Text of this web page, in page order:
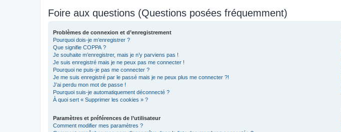
Foire aux questions (Questions posées fréquemment)
Problèmes de connexion et d’enregistrement
Pourquoi dois-je m’enregistrer ?
Que signifie COPPA ?
Je souhaite m’enregistrer, mais je n’y parviens pas !
Je suis enregistré mais je ne peux pas me connecter !
Pourquoi ne puis-je pas me connecter ?
Je me suis enregistré par le passé mais je ne peux plus me connecter ?!
J’ai perdu mon mot de passe !
Pourquoi suis-je automatiquement déconnecté ?
À quoi sert « Supprimer les cookies » ?
Paramètres et préférences de l’utilisateur
Comment modifier mes paramètres ?